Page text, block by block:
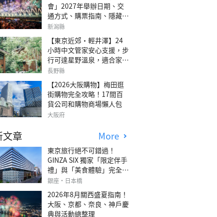
會」2027年舉辦日期、交
通方式、購票指南、隱藏欣
賞地點
新潟縣
【東京近郊・輕井澤】24
小時中文管家安心支援，步
行可達星野溫泉，適合家庭
旅行、三代同遊與紀念日的
澤森四季VILLA」
長野縣
【2026大阪購物】梅田逛
街購物完全攻略！17間百
貨公司和購物商場懶人包
大阪府
章 More
東京旅行絕不可錯過！
GINZA SIX 獨家「限定伴手
禮」與「美食體驗」完全指
南
銀座・日本橋
2026年8月關西盛夏指南！
大阪、京都、奈良、神戶慶
典與活動總整理